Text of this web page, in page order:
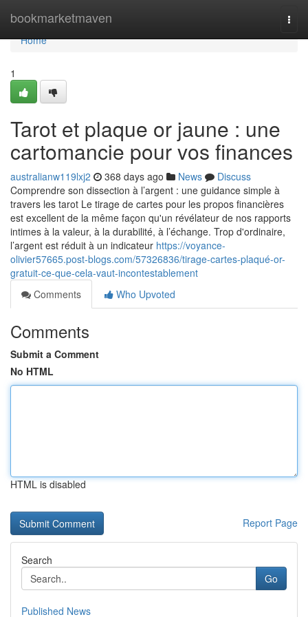
bookmarketmaven
Home
Home
1
Tarot et plaque or jaune : une
cartomancie pour vos finances
australianw119lxj2 368 days ago News
Discuss
Comprendre son dissection à l’argent : une guidance simple à
travers les tarot Le tirage de cartes pour les propos financières
est excellent de la même façon qu'un révélateur de nos rapports
intimes à la valeur, à la durabilité, à l’échange. Trop d'ordinaire,
l’argent est réduit à un indicateur https://voyance-
olivier57665.post-blogs.com/57326836/tirage-cartes-plaqué-or-
gratuit-ce-que-cela-vaut-incontestablement
Comments
Who Upvoted
Comments
Submit a Comment
No HTML
HTML is disabled
Report Page
Search
Go
Published News